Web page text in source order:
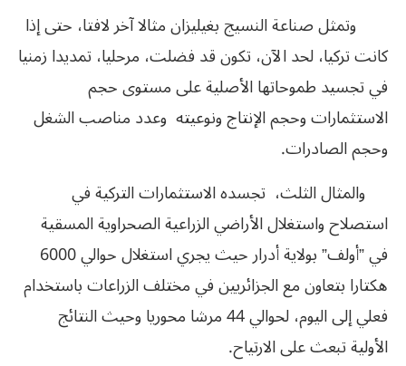
وتمثل صناعة النسيج بغيليزان مثالا آخر لافتا، حتى إذا
كانت تركيا، لحد الآن، تكون قد فضلت، مرحليا، تمديدا زمنيا
في تجسيد طموحاتها الأصلية على مستوى حجم
الاستثمارات وحجم الإنتاج ونوعيته وعدد مناصب الشغل
وحجم الصادرات.
والمثال الثلث، تجسده الاستثمارات التركية في
استصلاح واستغلال الأراضي الزراعية الصحراوية المسقية
في ”أولف” بولاية أدرار حيث يجري استغلال حوالي 6000
هكتارا بتعاون مع الجزائريين في مختلف الزراعات باستخدام
فعلي إلى اليوم، لحوالي 44 مرشا محوريا وحيث النتائج
الأولية تبعث على الارتياح.